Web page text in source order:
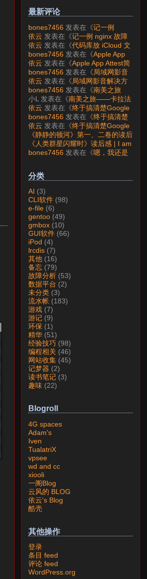
最新评论
bones7456 发表在《记一例
nginx 故障分析》
依云 发表在《记一例 nginx 故障
分析 》
依云 发表在《代码库放 iCloud 文
件夹会怎样？》
bones7456 发表在《Apple App
Attest简介》
依云 发表在《Apple App Attest简
介》
bones7456 发表在《局域网影音
解决方案——Jellyfin》
依云 发表在《局域网影音解决方
案——Jellyfin》
bones7456 发表在《南美之旅
——卡拉法特看莫雷诺大冰川》
小L 发表在《南美之旅——卡拉法
特看莫雷诺大冰川》
依云 发表在《终于搞清楚Google
账号的所属国家的逻辑了》
bones7456 发表在《终于搞清楚
Google账号的所属国家的逻辑
了》
依云 发表在《终于搞清楚Google
账号的所属国家的逻辑了》
《静静的顿河》第一、二卷的读后
感 | I am LAZY bones?发表在
《《人类群星闪耀时》读后感》
《人类群星闪耀时》读后感 | I am
LAZY bones?发表在《
《显微镜
bones7456 发表在《嗯，我还是
分类
AI (3)
CLI软件 (98)
e-file (6)
gentoo (49)
gmbox (10)
GUI软件 (66)
iPod (4)
lrcdis (7)
其他 (16)
备忘 (79)
故障分析 (53)
数据平台 (2)
未分类 (3)
流水帐 (183)
游戏 (7)
游记 (9)
环保 (1)
精华 (51)
经验技巧 (98)
编程相关 (46)
网站收集 (45)
记梦器 (2)
读书笔记 (3)
趣味 (22)
Blogroll
4G spaces
Adam's
Iven
TualatriX
vpsee
wd and cc
xiooli
一阁Blog
云风的 BLOG
依云's Blog
酷壳
其他操作
登录
条目 feed
评论 feed
WordPress.org